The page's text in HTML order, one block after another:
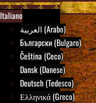
Italiano
العربية (Arabo)
Български (Bulgaro)
Čeština (Ceco)
Dansk (Danese)
Deutsch (Tedesco)
Ελληνικά (Greco)